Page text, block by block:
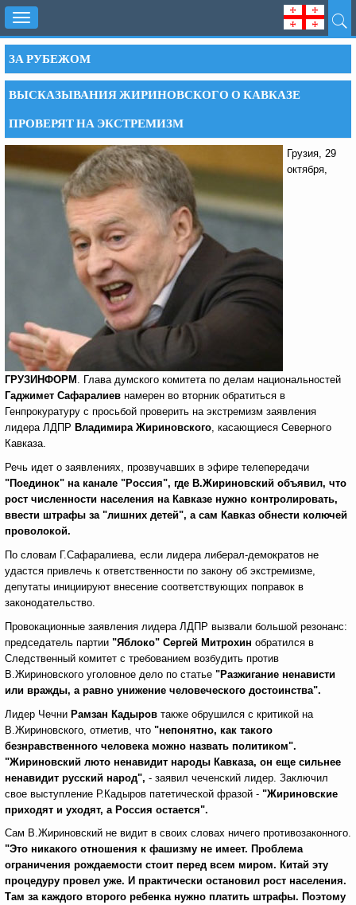
Toggle
navigation
ЗА РУБЕЖОМ
ВЫСКАЗЫВАНИЯ ЖИРИНОВСКОГО О КАВКАЗЕ
ПРОВЕРЯТ НА ЭКСТРЕМИЗМ
Грузия, 29
октября,
ГРУЗИНФОРМ . Глава думского комитета по делам национальностей
Гаджимет Сафаралиев намерен во вторник обратиться в
Генпрокуратуру с просьбой проверить на экстремизм заявления
лидера ЛДПР Владимира Жириновского, касающиеся Северного
Кавказа.
Речь идет о заявлениях, прозвучавших в эфире телепередачи
"Поединок" на канале "Россия", где В.Жириновский объявил, что
рост численности населения на Кавказе нужно контролировать,
ввести штрафы за "лишних детей", а сам Кавказ обнести колючей
проволокой.
По словам Г.Сафаралиева, если лидера либерал-демократов не
удастся привлечь к ответственности по закону об экстремизме,
депутаты инициируют внесение соответствующих поправок в
законодательство.
Провокационные заявления лидера ЛДПР вызвали большой резонанс:
председатель партии "Яблоко" Сергей Митрохин обратился в
Следственный комитет с требованием возбудить против
В.Жириновского уголовное дело по статье "Разжигание ненависти
или вражды, а равно унижение человеческого достоинства".
Лидер Чечни Рамзан Кадыров также обрушился с критикой на
В.Жириновского, отметив, что "непонятно, как такого
безнравственного человека можно назвать политиком".
"Жириновский люто ненавидит народы Кавказа, он еще сильнее
ненавидит русский народ", - заявил чеченский лидер. Заключил
свое выступление Р.Кадыров патетической фразой - "Жириновские
приходят и уходят, а Россия остается".
Сам В.Жириновский не видит в своих словах ничего противозаконного.
"Это никакого отношения к фашизму не имеет. Проблема
ограничения рождаемости стоит перед всем миром. Китай эту
процедуру провел уже. И практически остановил рост населения.
Там за каждого второго ребенка нужно платить штрафы. Поэтому